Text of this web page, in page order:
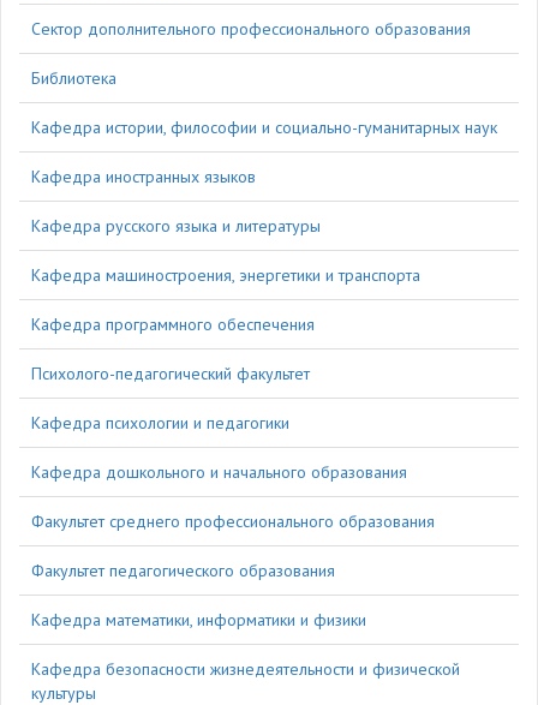
Сектор дополнительного профессионального образования
Библиотека
Кафедра истории, философии и социально-гуманитарных наук
Кафедра иностранных языков
Кафедра русского языка и литературы
Кафедра машиностроения, энергетики и транспорта
Кафедра программного обеспечения
Психолого-педагогический факультет
Кафедра психологии и педагогики
Кафедра дошкольного и начального образования
Факультет среднего профессионального образования
Факультет педагогического образования
Кафедра математики, информатики и физики
Кафедра безопасности жизнедеятельности и физической
культуры